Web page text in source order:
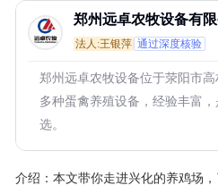
郑州远卓农牧设备有限
法人:王银萍 通过深度核验
郑州远卓农牧设备位于荥阳市
多种蛋禽养殖设备，经验丰富
选。
介绍： 本文带你走进兴化的养鸡场